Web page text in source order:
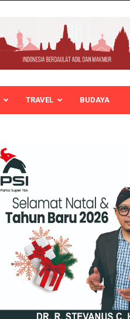
TRAVEL BUDAYA